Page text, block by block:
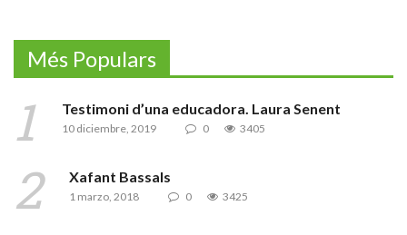
Més Populars
Testimoni d’una educadora. Laura Senent
10 diciembre, 2019 0 3405
Xafant Bassals
1 marzo, 2018 0 3425